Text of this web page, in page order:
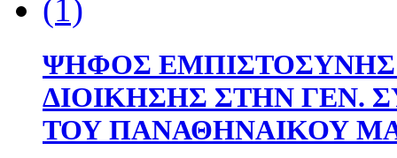
ΨΗΦΟΣ
ΔΙΟΙΚΗΣΗΣ ΣΤΗΝ ΓΕΝ.
ΤΟΥ ΠΑΝΑΘΗΝΑΙΚΟΥ